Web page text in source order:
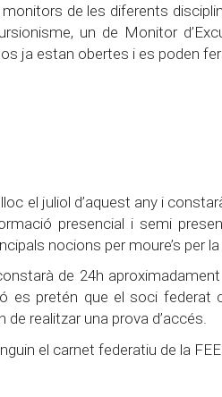
de les diferents
un de Monitor
ja estan obertes i es poden
el juliol d’aquest any i
presencial i semi
nocions per moure’s per
de 24h
es pretén que el soci federat
realitzar una prova d’accés.
el carnet federatiu de la